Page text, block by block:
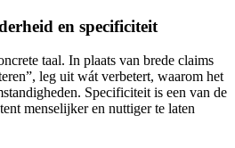
en specificiteit
taal. In plaats van brede claims
leg uit wát verbetert, waarom het
Specificiteit is een van de
menselijker en nuttiger te laten